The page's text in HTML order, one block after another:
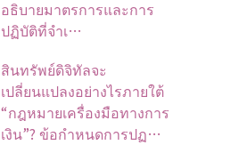
อธิบายมาตรการและการ
ปฏิบัติที่จำเ…
สินทรัพย์ดิจิทัลจะ
เปลี่ยนแปลงอย่างไรภายใต้
“กฎหมายเครื่องมือทางการ
เงิน”? ข้อกำหนดการปฏ…